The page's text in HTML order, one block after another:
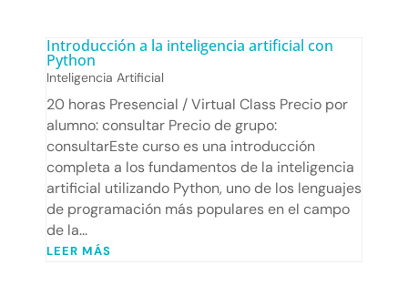
Introducción a la inteligencia artificial con
Python
Inteligencia Artificial
20 horas Presencial / Virtual Class Precio por
alumno: consultar Precio de grupo:
consultarEste curso es una introducción
completa a los fundamentos de la inteligencia
artificial utilizando Python, uno de los lenguajes
de programación más populares en el campo
de la...
LEER MÁS